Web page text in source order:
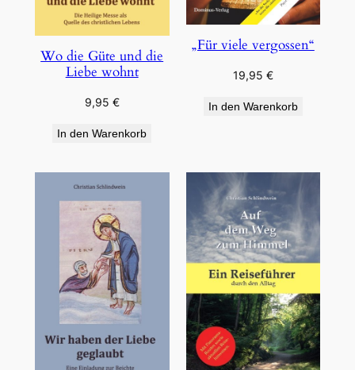
Wo die Güte und die
Liebe wohnt
9,95 €
In den Warenkorb
„Für viele vergossen“
19,95 €
In den Warenkorb